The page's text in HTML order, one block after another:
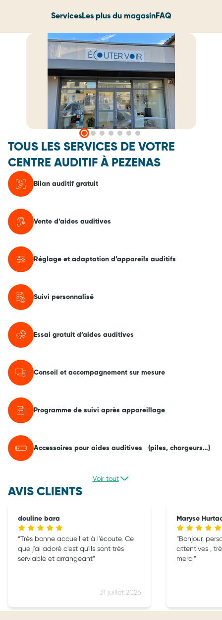
ServicesLes plus du magasinFAQ
TOUS LES SERVICES DE VOTRE
CENTRE AUDITIF À PEZENAS
Bilan auditif gratuit
Vente d’aides auditives
Réglage et adaptation d’appareils auditifs
Suivi personnalisé
Essai gratuit d’aides auditives
Conseil et accompagnement sur mesure
Programme de suivi après appareillage
Accessoires pour aides auditives (piles, chargeurs…)
Voir tout
AVIS CLIENTS
douline bara
31 juillet 2026
Très bonne accueil et à l'écoute. Ce
que j'ai adoré c'est qu'ils sont très
serviable et arrangeant
Maryse
Bonjour,
attentives ,
merci